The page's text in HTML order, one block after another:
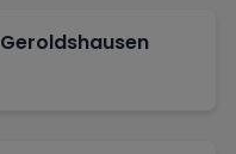
Geroldshausen